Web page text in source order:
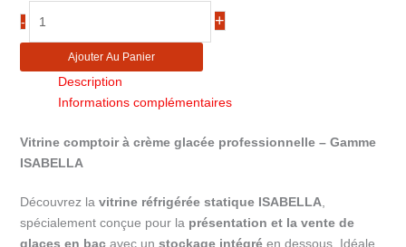
-
de
à
ISABELLA
13LX
+
Ajouter Au Panier
Description
Informations complémentaires
Vitrine comptoir à crème glacée professionnelle – Gamme
ISABELLA
Découvrez la vitrine réfrigérée statique ISABELLA,
spécialement conçue pour la présentation et la vente de
glaces en bacavec un stockage intégréen dessous. Idéale